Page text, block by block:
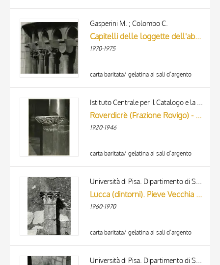
Gasperini M. ; Colombo C.
Capitelli delle loggette dell'abside
1970-1975
carta baritata/ gelatina ai sali d’argento
Roverdicrè (Frazione Rovigo) - Chiesa Parrocchiale - Capitello in marmo bianco - (arte bizantina del sec. XI-XII)
1920-1946
carta baritata/ gelatina ai sali d’argento
Lucca (dintorni). Pieve Vecchia di S. Maria del Giudice: capitellino testata absidale
1960-1970
carta baritata/ gelatina ai sali d’argento